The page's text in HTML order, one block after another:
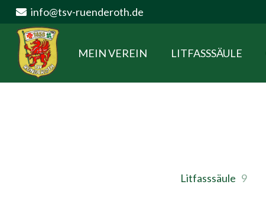
info@tsv-ruenderoth.de
MEIN VEREIN LITFASSSÄULE
Litfasssäule 9